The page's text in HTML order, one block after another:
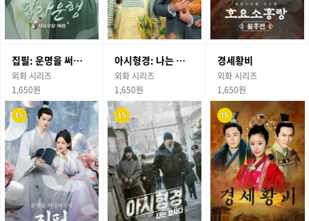
집필: 운명을 써내려가다
외화 시리즈
1,650원
아시형경: 나는 형사다
외화 시리즈
1,650원
경세황비
외화 시리즈
1,650원